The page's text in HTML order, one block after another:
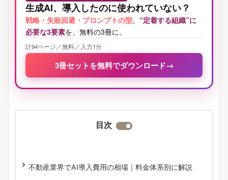
生成AI、導入したのに使われていない？
戦略・失敗回避・プロンプトの型。 “定着する組織”に
必要な3要素を、無料の3冊に。
計94ページ／無料／入力1分
3冊セットを無料でダウンロード→
目次
不動産業界でAI導入費用の相場｜料金体系別に解説